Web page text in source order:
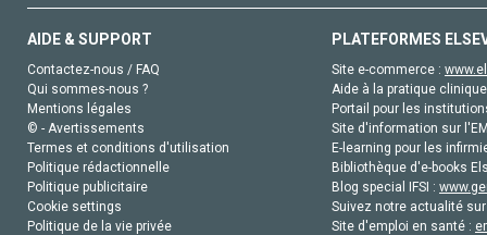
AIDE & SUPPORT
Contactez-nous / FAQ
Qui sommes-nous ?
Mentions légales
© - Avertissements
Termes et conditions d'utilisation
Politique rédactionnelle
Politique publicitaire
Cookie settings
Politique de la vie privée
PLATEFORMES
Site e-commerce :
Aide à la pratique
Portail pour les
Site d'information sur
E-learning pour les
Bibliothèque d'e-books
Blog special IFSI :
Suivez notre actualité
Site d'emploi en santé :